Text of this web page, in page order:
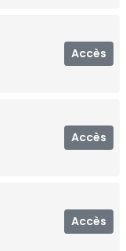
Accès
Accès
Accès